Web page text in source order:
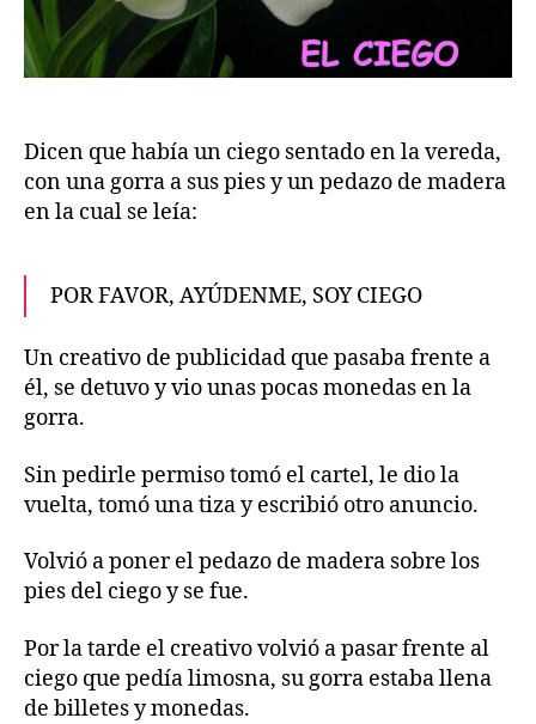
Dicen que había un ciego sentado en la vereda,
con una gorra a sus pies y un pedazo de madera
en la cual se leía:
POR FAVOR, AYÚDENME, SOY CIEGO
Un creativo de publicidad que pasaba frente a
él, se detuvo y vio unas pocas monedas en la
gorra.
Sin pedirle permiso tomó el cartel, le dio la
vuelta, tomó una tiza y escribió otro anuncio.
Volvió a poner el pedazo de madera sobre los
pies del ciego y se fue.
Por la tarde el creativo volvió a pasar frente al
ciego que pedía limosna, su gorra estaba llena
de billetes y monedas.